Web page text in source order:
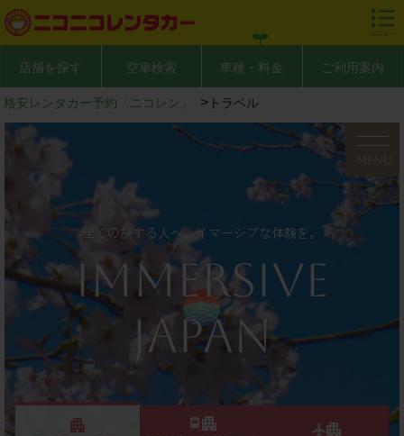
店舗を探す 空車検索 車種・料金 ご利用案内
格安レンタカー予約「ニコレン」 > トラベル